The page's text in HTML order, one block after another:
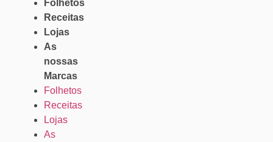
Folhetos
Receitas
Lojas
As
nossas
Marcas
Folhetos
Receitas
Lojas
As